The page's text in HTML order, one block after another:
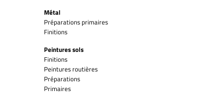
Métal
Préparations primaires
Finitions
Peintures sols
Finitions
Peintures routières
Préparations
Primaires